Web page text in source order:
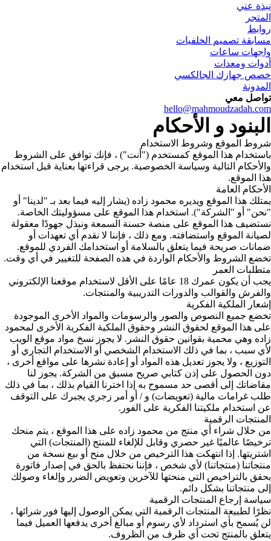
نبذة عني
المتجر
روابط
مسابقة تصميم الخلفيات
واجهات ساعات
أدوات ومعدات
خصص جهازك الجالكسي
المدونة
تواصل معي
hello@mahmoudzadah.com
البنود و الأحكام
شروط الموقع وشروط الاستخدام
باستخدام هذا الموقع كمستخدم ("أنت") ، فإنك توافق على الشروط
والأحكام التالية وسياسة الخصوصية. يرجى قراءتها بعناية قبل استخدام
هذا الموقع.
الأحكام العامة
يمتلك هذا الموقع ويديره محمود زاده (يشار إليه فيما بعد بـ "لدينا" أو
"نحن" أو "الشركة"). استخدام هذا الموقع على مسؤوليتك الخاصة.
نستضيف هذا الموقع على منصة حسنة السمعة ونبذل جهودًا معقولة
لصيانة الموقع واستضافته. ومع ذلك ، فإننا لا نقدم أي تعهدات أو
ضمانات صريحة فيما يتعلق بالسلامة أو استخدامك الفردي للموقع.
تخضع الشروط والأحكام الواردة في هذه الصفحة للتغيير في أي وقت.
متطلبات العمر
يجب أن يكون عمرك 18 عامًا على الأقل لاستخدام موقعنا الإلكتروني
والفرش والقوالب والدورات التدريبية والمنتجات.
إشعار الملكية الفكرية
تخضع جميع النصوص والصور والرسومات والمواد الأخرى الموجودة
على هذا الموقع لحقوق النشر وحقوق الملكية الفكرية الأخرى لمحمود
زاده وهي محمية بقوانين حقوق النشر. لا يجوز نسخ مواد موقع الويب
لأي سبب ، بما في ذلك الاستخدام الشخصي أو الاستخدام التجاري أو
التوزيع ، ولا يجوز تعديل هذه المواد أو إعادة نشرها على مواقع أخرى ،
دون الحصول على إذن كتابي صريح مسبق من الشركة. يجوز لنا
مقاضاتك إلى أقصى حد مسموح به إذا اخترنا القيام بذلك ، بما في ذلك
طلب غرامات مالية (تعويضات) و / أو أمر زجري يجبرك على التوقف
عن استخدام ملكيتنا الفكرية على الفور.
المنتجات الرقمية
من خلال شراء أي منتج من محمود زاده على هذا الموقع ، يتم منحك
ترخيصًا عالميًا غير حصري وقابل للإلغاء للمنتج (المنتجات) التي
اشتريتها. إذا انتهكت هذا الترخيص من خلال منح أو بيع نسخة من
منتجاتنا (منتجاتنا) لأي شخص ، فإننا نحتفظ بالحق في إصدار فاتورة
بحقق بالتراخيص التي منحتها للآخرين وتعويض الضرر وإلغاء وصولك
إلى منتجاتنا بشكل دائم.
سياسة إرجاع المنتجات الرقمية
نظرًا لطبيعة المنتجات الرقمية التي يمكن الوصول إليها فور شرائها ،
لن يُسمح بأي استرداد لأي رسوم أو مبالغ أخرى يدفعها العميل فيما
يتعلق بالمنتج تحت أي ظرف من الظروف.